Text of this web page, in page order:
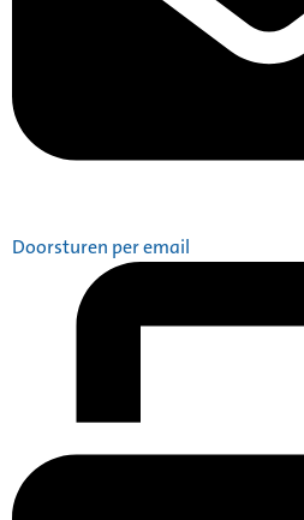
Doorsturen per email